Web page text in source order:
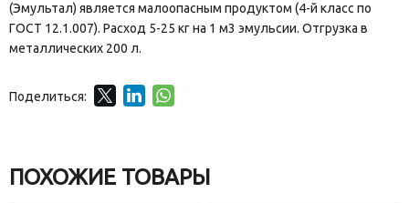
(Эмультал) является малоопасным продуктом (4-й класс по
ГОСТ 12.1.007). Расход 5-25 кг на 1 м3 эмульсии. Отгрузка в
металлических 200 л.
Поделиться:
ПОХОЖИЕ ТОВАРЫ